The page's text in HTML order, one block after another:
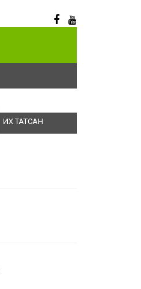
ИХ ТАТСАН